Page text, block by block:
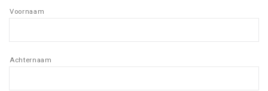
Voornaam
Achternaam